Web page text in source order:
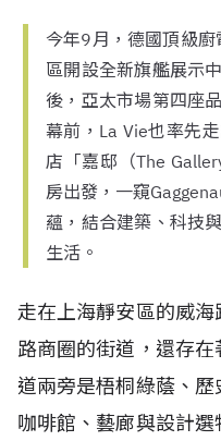
今年9月，德國頂級廚
區開設全新旗艦展示
後，亞太市場第四座
幕前，La Vie也率先
店「嘉邸（The
房出發，一窺
蘊，結合建築、科技
生活。
走在上海靜安區的威
路商圈的街道，還存
道兩旁是梧桐綠蔭、
咖啡館、藝廊與設計選